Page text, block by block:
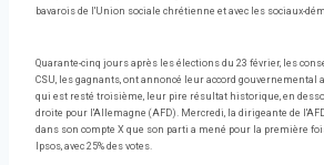
bavarois de l'Union sociale chrétienne et avec les sociaux-
Quarante-cinq jours après les élections du 23 février, les
CSU, les gagnants, ont annoncé leur accord gouvernemental
qui est resté troisième, leur pire résultat historique, en
droite pour l'Allemagne (AFD). Mercredi, la dirigeante de
dans son compte X que son parti a mené pour la première
Ipsos, avec 25% des votes.